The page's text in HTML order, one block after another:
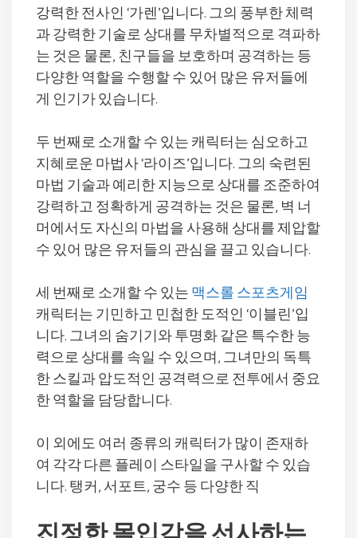
강력한 전사인 ‘가렌’입니다. 그의 풍부한 체력
과 강력한 기술로 상대를 무차별적으로 격파하
는 것은 물론, 친구들을 보호하며 공격하는 등
다양한 역할을 수행할 수 있어 많은 유저들에
게 인기가 있습니다.
두 번째로 소개할 수 있는 캐릭터는 심오하고
지혜로운 마법사 ‘라이즈’입니다. 그의 숙련된
마법 기술과 예리한 지능으로 상대를 조준하여
강력하고 정확하게 공격하는 것은 물론, 벽 너
머에서도 자신의 마법을 사용해 상대를 제압할
수 있어 많은 유저들의 관심을 끌고 있습니다.
세 번째로 소개할 수 있는 맥스롤 스포츠게임
캐릭터는 기민하고 민첩한 도적인 ‘이블린’입
니다. 그녀의 숨기기와 투명화 같은 특수한 능
력으로 상대를 속일 수 있으며, 그녀만의 독특
한 스킬과 압도적인 공격력으로 전투에서 중요
한 역할을 담당합니다.
이 외에도 여러 종류의 캐릭터가 많이 존재하
여 각각 다른 플레이 스타일을 구사할 수 있습
니다. 탱커, 서포트, 궁수 등 다양한 직